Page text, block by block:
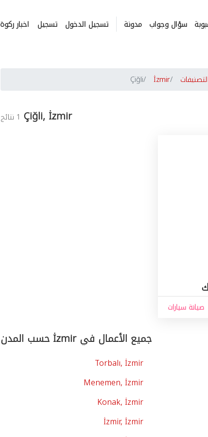
سؤال وجواب مدونة تسجيل الدخول تسجيل اخبار ركوة
İzmir
Çiğli
Çiğli, İzmir 1 نتائج
صيانة سيارات
جميع الأعمال في İzmir حسب المدن
Torbalı, İzmir
Menemen, İzmir
Konak, İzmir
İzmir, İzmir